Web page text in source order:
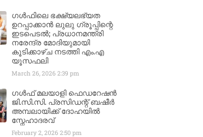
ഗൾഫിലെ ഭക്ഷ്യലഭ്യത
ഉറപ്പാക്കാൻ ലുലു ഗ്രൂപ്പിന്റെ
ഇടപെടൽ; പ്രധാനമന്ത്രി
നരേന്ദ്ര മോദിയുമായി
കൂടിക്കാഴ്ച നടത്തി എം.എ
യൂസഫലി
March 26, 2026 2:39 pm
ഗൾഫ് മലയാളി ഫെഡറേഷൻ
ജി.സി.സി. പ്രസിഡന്റ് ബഷീർ
അമ്പലായിക്ക് ദോഹയിൽ
സ്നേഹാദരവ്
February 2, 2026 2:50 pm